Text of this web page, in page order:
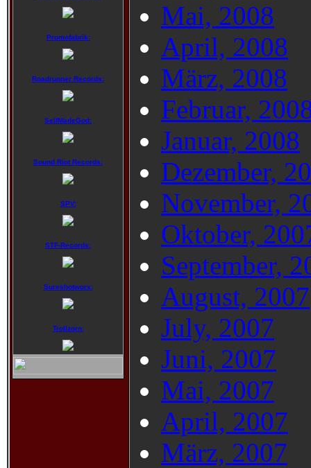
Promofabrik:
Roadrunner Records:
SelfMadeGod:
Sound Riot Records:
SPV:
STF-Records:
Sureshotworx:
Trollzorn:
Mai, 2008
April, 2008
März, 2008
Februar,
Januar, 2008
Dezember,
November,
Oktober,
September,
August, 2007
July, 2007
Juni, 2007
Mai, 2007
April, 2007
März, 2007